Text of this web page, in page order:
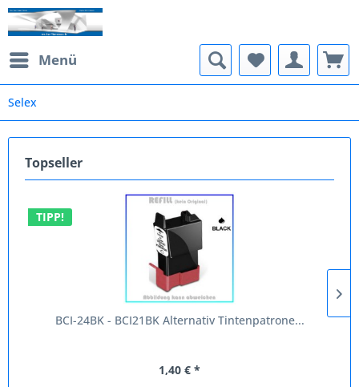
Menü
Selex
Topseller
TIPP!
BCI-24BK - BCI21BK Alternativ Tintenpatrone...
1,40 € *